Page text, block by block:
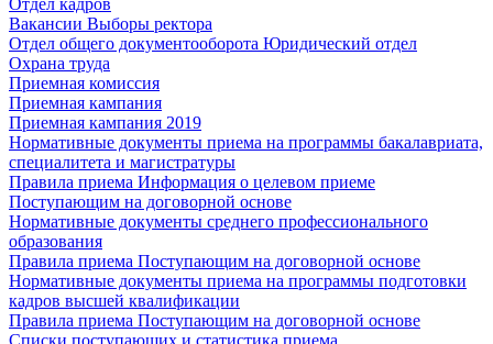
Вакансии Выборы ректора
Отдел общего документооборота Юридический отдел
Охрана труда
Приемная комиссия
Приемная кампания
Приемная кампания 2019
Нормативные документы приема на программы бакалавриата,
специалитета и магистратуры
Правила приема Информация о целевом приеме
Поступающим на договорной основе
Нормативные документы среднего профессионального
образования
Правила приема Поступающим на договорной основе
Нормативные документы приема на программы подготовки
кадров высшей квалификации
Правила приема Поступающим на договорной основе
Списки поступающих и статистика приема